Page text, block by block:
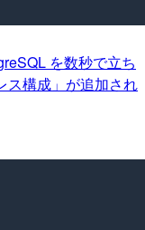
を数秒で立ち
ス構成」が追加され